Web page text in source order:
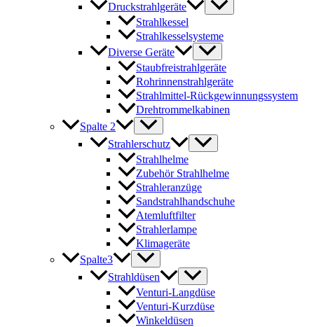
Druckstrahlgeräte
Strahlkessel
Strahlkesselsysteme
Diverse Geräte
Staubfreistrahlgeräte
Rohrinnenstrahlgeräte
Strahlmittel-Rückgewinnungssystem
Drehtrommelkabinen
Spalte 2
Strahlerschutz
Strahlhelme
Zubehör Strahlhelme
Strahleranzüge
Sandstrahlhandschuhe
Atemluftfilter
Strahlerlampe
Klimageräte
Spalte3
Strahldüsen
Venturi-Langdüse
Venturi-Kurzdüse
Winkeldüsen